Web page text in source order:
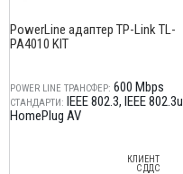
PowerLine адаптер TP-Link TL-
PA4010 KIT
POWER LINE ТРАНСФЕР: 600 Mbps
СТАНДАРТИ: IEEE 802.3 IEEE 802.3u
HomePlug AV
КЛИЕНТ
С ДДС